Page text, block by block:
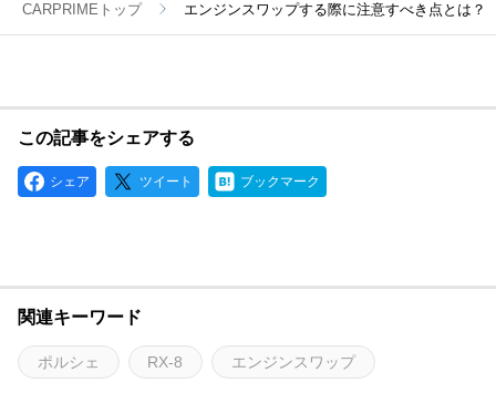
CARPRIMEトップ エンジンスワップする際に注意すべき点とは？
この記事をシェアする
シェア ツイート ブックマーク
関連キーワード
ポルシェ RX-8 エンジンスワップ